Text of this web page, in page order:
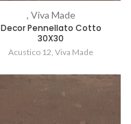
, Viva Made
Decor Pennellato Cotto
30X30
Acustico 12, Viva Made